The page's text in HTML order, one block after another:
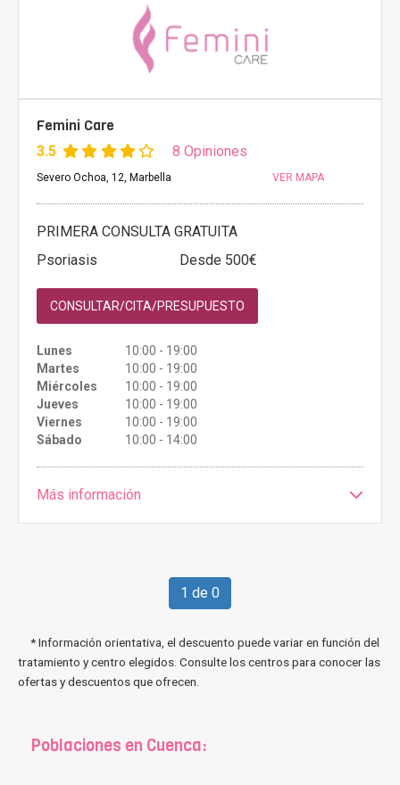
Femini Care
3.5 8 Opiniones
Severo Ochoa, 12, Marbella VER MAPA
PRIMERA CONSULTA GRATUITA
Psoriasis
Desde 500€
CONSULTAR/CITA/PRESUPUESTO
Lunes
10:00 - 19:00
Martes
10:00 - 19:00
Miércoles
10:00 - 19:00
Jueves
10:00 - 19:00
Viernes
10:00 - 19:00
Sábado
10:00 - 14:00
Más información
1 de 0
* Información orientativa, el descuento puede variar en función del
tratamiento y centro elegidos. Consulte los centros para conocer las
ofertas y descuentos que ofrecen.
Poblaciones en Cuenca: